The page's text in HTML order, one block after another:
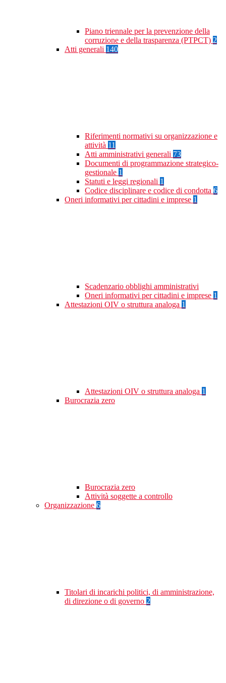
Piano triennale per la prevenzione della
corruzione e della trasparenza (PTPCT) 2
Atti generali 140
Riferimenti normativi su organizzazione e
attività 11
Atti amministrativi generali 73
Documenti di programmazione strategico-
gestionale 1
Statuti e leggi regionali 1
Codice disciplinare e codice di condotta 6
Oneri informativi per cittadini e imprese 1
Scadenzario obblighi amministrativi
Oneri informativi per cittadini e imprese 1
Attestazioni OIV o struttura analoga 1
Attestazioni OIV o struttura analoga 1
Burocrazia zero
Burocrazia zero
Attività soggette a controllo
Organizzazione 6
Titolari di incarichi politici, di amministrazione,
di direzione o di governo 2